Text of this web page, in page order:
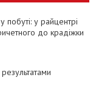
у райцентрі
до крадіжки